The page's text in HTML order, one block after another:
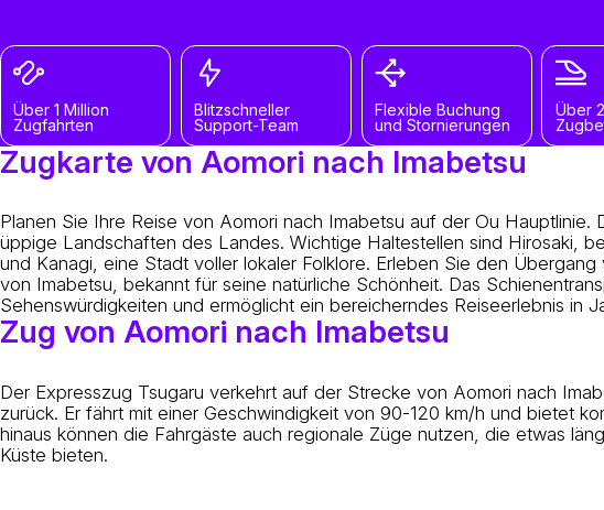
Über 1 Million
Zugfahrten
Blitzschneller
Support-Team
Flexible Buchung
und Stornierungen
Über
Zugkarte von Aomori nach Imabetsu
Planen Sie Ihre Reise von Aomori nach Imabetsu auf der Ou
üppige Landschaften des Landes. Wichtige Haltestellen sind Hirosaki,
und Kanagi, eine Stadt voller lokaler Folklore. Erleben Sie den
von Imabetsu, bekannt für seine natürliche Schönheit. Das
Sehenswürdigkeiten und ermöglicht ein bereicherndes Reiseerlebnis in
Zug von Aomori nach Imabetsu
Der Expresszug Tsugaru verkehrt auf der Strecke von Aomori nach
zurück. Er fährt mit einer Geschwindigkeit von 90-120 km/h und bietet
hinaus können die Fahrgäste auch regionale Züge nutzen, die etwas
Küste bieten.